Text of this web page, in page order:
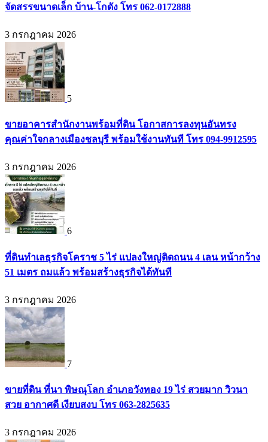
จัดสรรขนาดเล็ก บ้าน-โกดัง โทร 062-0172888
3 กรกฎาคม 2026
5
ขายอาคารสำนักงานพร้อมที่ดิน โอกาสการลงทุนอันทรง
คุณค่าใจกลางเมืองชลบุรี พร้อมใช้งานทันที โทร 094-9912595
3 กรกฎาคม 2026
6
ที่ดินทำเลธุรกิจโคราช 5 ไร่ แปลงใหญ่ติดถนน 4 เลน หน้ากว้าง
51 เมตร ถมแล้ว พร้อมสร้างธุรกิจได้ทันที
3 กรกฎาคม 2026
7
ขายที่ดิน ที่นา พิษณุโลก อำเภอวังทอง 19 ไร่ สวยมาก วิวนา
สวย อากาศดี เงียบสงบ โทร 063-2825635
3 กรกฎาคม 2026